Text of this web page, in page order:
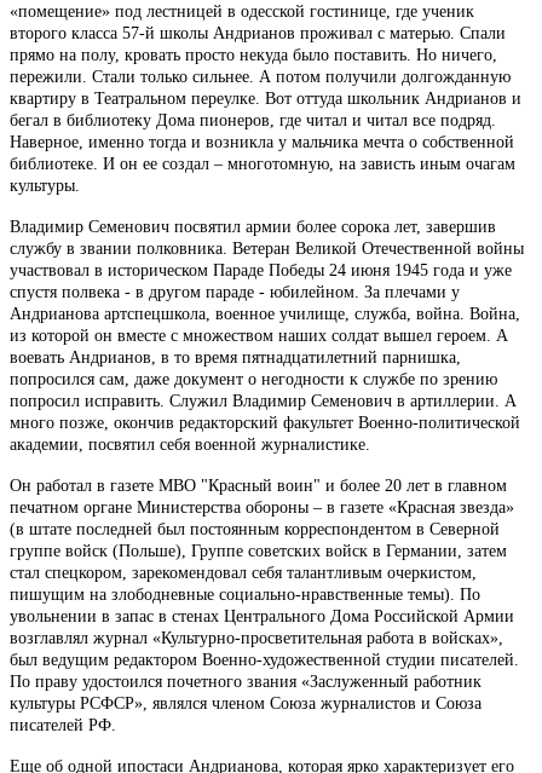
«помещение» под лестницей в одесской гостинице, где ученик
второго класса 57-й школы Андрианов проживал с матерью. Спали
прямо на полу, кровать просто некуда было поставить. Но ничего,
пережили. Стали только сильнее. А потом получили долгожданную
квартиру в Театральном переулке. Вот оттуда школьник Андрианов и
бегал в библиотеку Дома пионеров, где читал и читал все подряд.
Наверное, именно тогда и возникла у мальчика мечта о собственной
библиотеке. И он ее создал – многотомную, на зависть иным очагам
культуры.
Владимир Семенович посвятил армии более сорока лет, завершив
службу в звании полковника. Ветеран Великой Отечественной войны
участвовал в историческом Параде Победы 24 июня 1945 года и уже
спустя полвека - в другом параде - юбилейном. За плечами у
Андрианова артспецшкола, военное училище, служба, война. Война,
из которой он вместе с множеством наших солдат вышел героем. А
воевать Андрианов, в то время пятнадцатилетний парнишка,
попросился сам, даже документ о негодности к службе по зрению
попросил исправить. Служил Владимир Семенович в артиллерии. А
много позже, окончив редакторский факультет Военно-политической
академии, посвятил себя военной журналистике.
Он работал в газете МВО "Красный воин" и более 20 лет в главном
печатном органе Министерства обороны – в газете «Красная звезда»
(в штате последней был постоянным корреспондентом в Северной
группе войск (Польше), Группе советских войск в Германии, затем
стал спецкором, зарекомендовал себя талантливым очеркистом,
пишущим на злободневные социально-нравственные темы). По
увольнении в запас в стенах Центрального Дома Российской Армии
возглавлял журнал «Культурно-просветительная работа в войсках»,
был ведущим редактором Военно-художественной студии писателей.
По праву удостоился почетного звания «Заслуженный работник
культуры РСФСР», являлся членом Союза журналистов и Союза
писателей РФ.
Еще об одной ипостаси Андрианова, которая ярко характеризует его